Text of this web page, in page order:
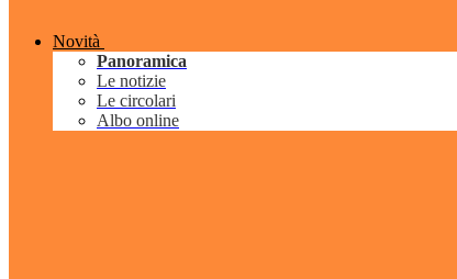
Novità
Panoramica
Le notizie
Le circolari
Albo online